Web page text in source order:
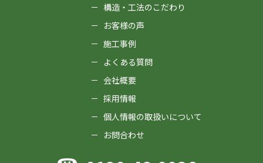
構造・工法のこだわり
お客様の声
施工事例
よくある質問
会社概要
採用情報
個人情報の取扱いについて
お問合わせ